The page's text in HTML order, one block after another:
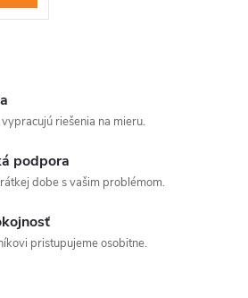
riešenia na mieru.
podpora
dobe s vašim problémom.
pristupujeme osobitne.